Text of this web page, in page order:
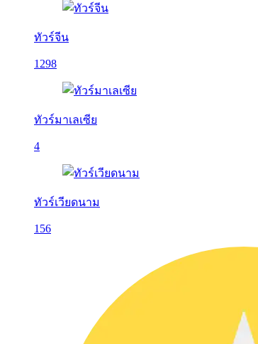
ทัวร์จีน
1298
ทัวร์มาเลเซีย
4
ทัวร์เวียดนาม
156